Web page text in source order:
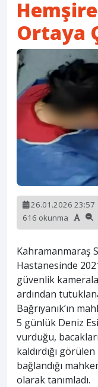
Ortaya
26.01.2026 23:57
616 okunma
Kahramanmaraş
Hastanesinde
güvenlik
ardından
Bağrıyanık’ın
5 günlük Deniz
vurduğu,
kaldırdığı
bağlandığı
olarak tanımladı.